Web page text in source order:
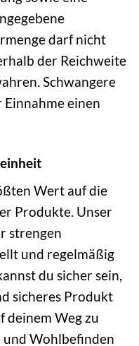
darf nicht
der Reichweite
Schwangere
einen
Wert auf die
Produkte. Unser
strengen
und regelmäßig
du sicher sein,
sicheres Produkt
deinem Weg zu
und Wohlbefinden